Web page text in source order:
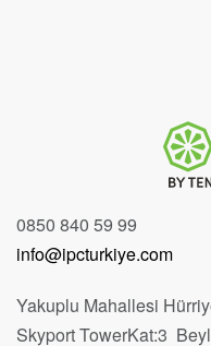
0850 840 59 99
info@ipcturkiye.com
Yakuplu Mahallesi
Skyport TowerKat:3